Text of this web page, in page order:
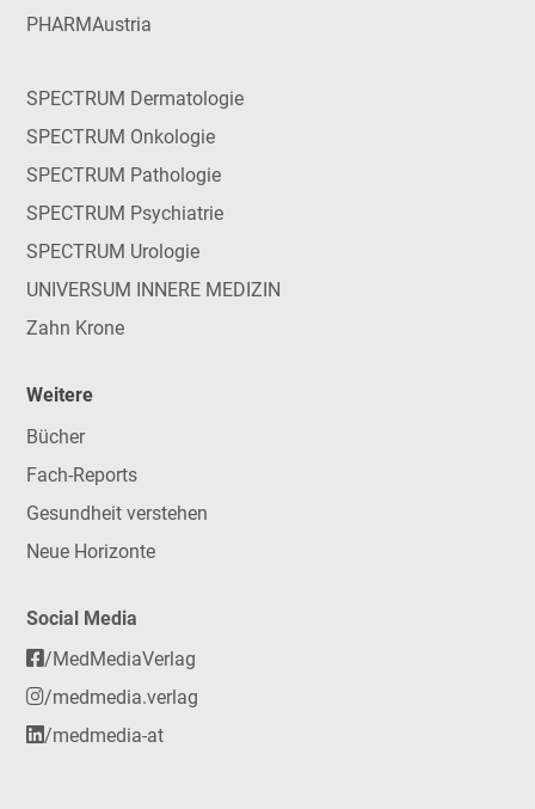
PHARMAustria
SPECTRUM Dermatologie
SPECTRUM Onkologie
SPECTRUM Pathologie
SPECTRUM Psychiatrie
SPECTRUM Urologie
UNIVERSUM INNERE MEDIZIN
Zahn Krone
Weitere
Bücher
Fach-Reports
Gesundheit verstehen
Neue Horizonte
Social Media
/MedMediaVerlag
/medmedia.verlag
/medmedia-at